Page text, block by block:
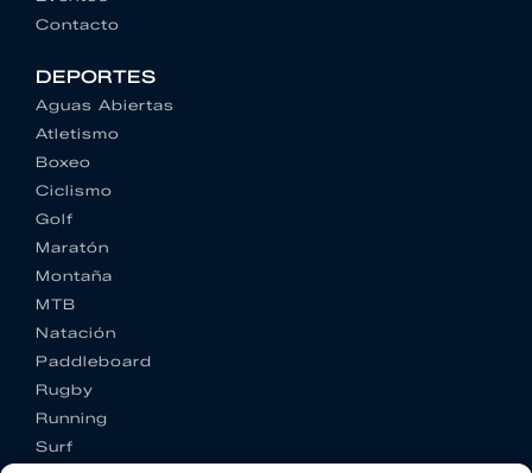
Contacto
DEPORTES
Aguas Abiertas
Atletismo
Boxeo
Ciclismo
Golf
Maratón
Montaña
MTB
Natación
Paddleboard
Rugby
Running
Surf